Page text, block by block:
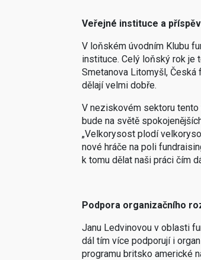
Veřejné instituce a
V loňském úvodním Klubu
instituce. Celý loňský rok je
Smetanova Litomyšl, Česká
dělají velmi dobře.
V neziskovém sektoru
bude na světě
„Velkorysost plodí
nové hráče na poli
k tomu dělat naši práci čím
Podpora organizačního
Janu Ledvinovou v oblasti
dál tím více podporují i
programu britsko americké